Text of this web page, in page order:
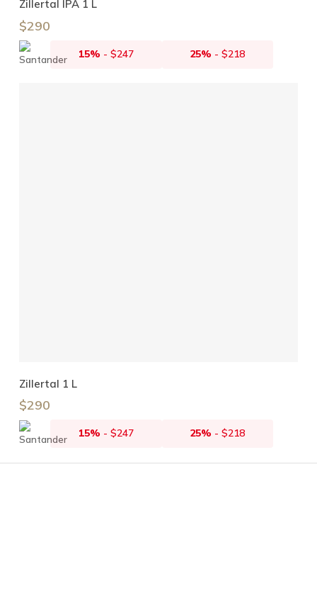
Zillertal IPA 1 L
$290
15% - $247 25% -$218
Zillertal 1 L
$290
15% - $247 25% -$218